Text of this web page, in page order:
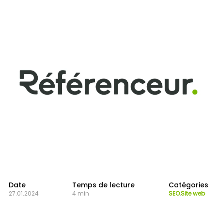
Date
27.01.2024
Temps de lecture
4 min
Catégories
SEO,Site web